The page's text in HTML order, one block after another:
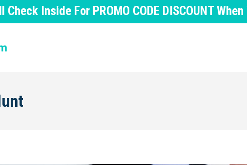
Inside For PROMO CODE DISCOUNT